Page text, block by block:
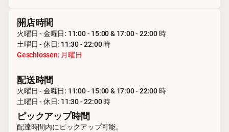
開店時間
火曜日 - 金曜日: 11:00 - 15:00 & 17:00 - 22:00 時
土曜日 - 休日: 11:30 - 22:00 時
Geschlossen: 月曜日
配送時間
火曜日 - 金曜日: 11:00 - 15:00 & 17:00 - 22:00 時
土曜日 - 休日: 11:30 - 22:00 時
ピックアップ時間
配達時間内にピックアップ可能。